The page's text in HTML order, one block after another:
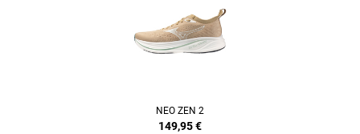
NEO ZEN 2
149,95€